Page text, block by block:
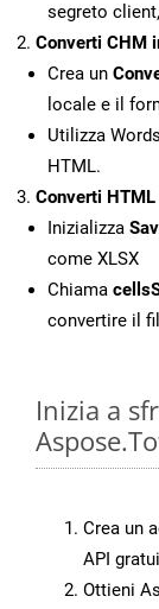
segreto
Converti CHM
Crea un
locale e il
Utilizza
HTML.
Converti
Inizializza
come XLSX
Chiama
convertire il
Inizia a
Crea un
API
Ottieni